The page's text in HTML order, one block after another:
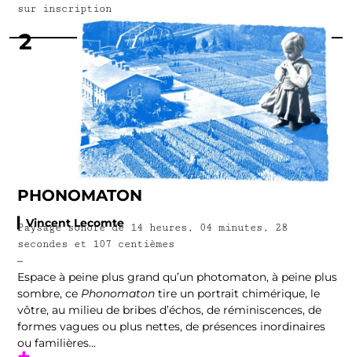
sur inscription
2
PHONOMATON
▎Vincent Lecomte
Paysage sonore de 14 heures, 04 minutes, 28
secondes et 107 centièmes
–
Espace à peine plus grand qu’un photomaton, à peine plus
sombre, ce Phonomaton tire un portrait chimérique, le
vôtre, au milieu de bribes d’échos, de réminiscences, de
formes vagues ou plus nettes, de présences inordinaires
ou familières…